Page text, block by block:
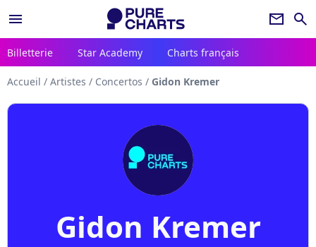
menu newsletter search
Billetterie Star Academy Charts français
Accueil / Artistes / Concertos / Gidon Kremer
Gidon Kremer